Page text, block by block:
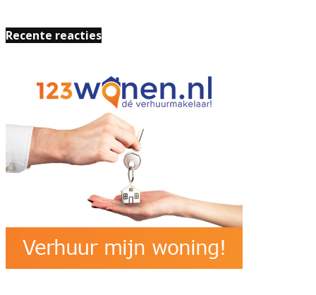
Recente reacties